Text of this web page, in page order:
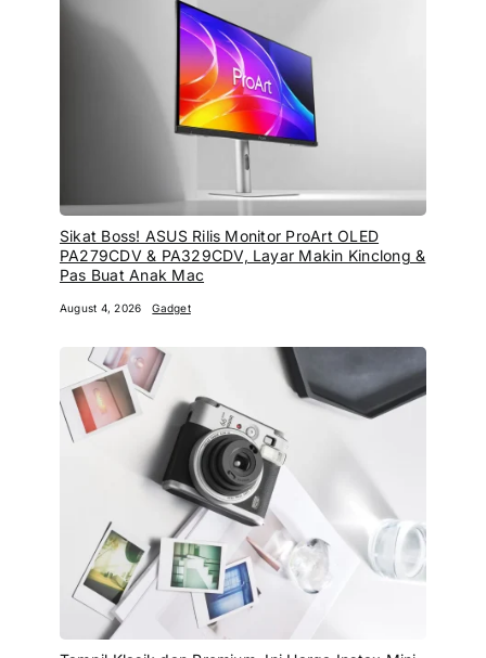
Sikat Boss! ASUS Rilis Monitor ProArt OLED
PA279CDV & PA329CDV, Layar Makin Kinclong &
Pas Buat Anak Mac
August 4, 2026 Gadget